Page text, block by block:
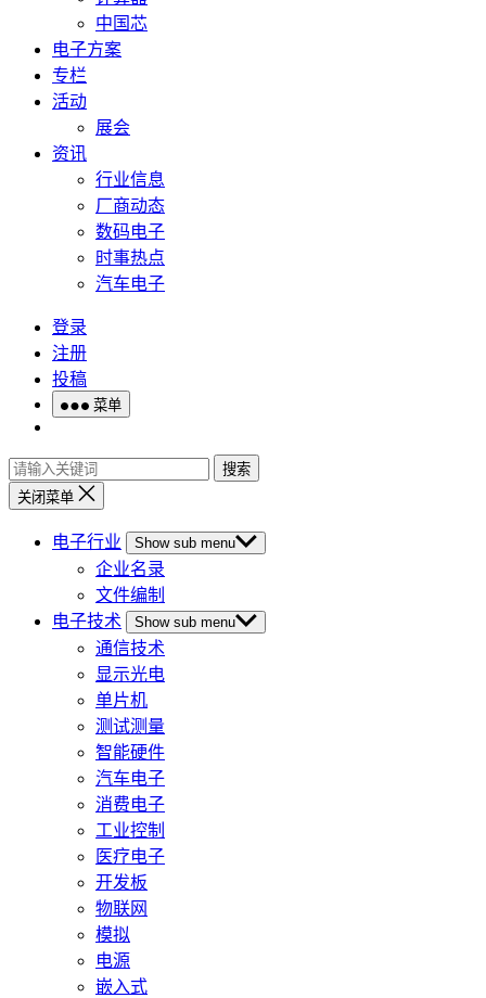
中国芯
电子方案
专栏
活动
展会
资讯
行业信息
厂商动态
数码电子
时事热点
汽车电子
登录
注册
投稿
菜单
搜索
关闭菜单
电子行业 Show sub menu
企业名录
文件编制
电子技术
Show sub menu
通信技术
显示光电
单片机
测试测量
智能硬件
汽车电子
消费电子
工业控制
医疗电子
开发板
物联网
模拟
电源
嵌入式